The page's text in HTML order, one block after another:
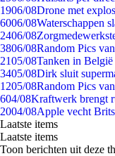
1906/08Drone met
6006/08Waterschappen
2406/08
3806/08Random Pics
2105/08Tanken in
3405/08Dirk sluit
1205/08Random Pics
604/08Kraftwerk brengt
2004/08Apple vecht
Laatste items
Laatste items
Toon berichten uit deze